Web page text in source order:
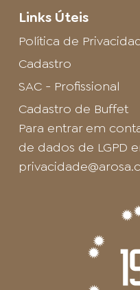
Links Úteis
Política de
Cadastro
SAC - Profissional
Cadastro de Buffet
Para entrar em
de dados de LGPD